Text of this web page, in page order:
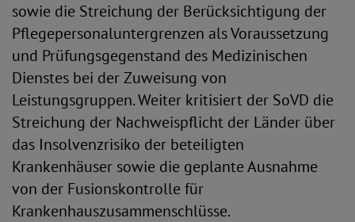
sowie die Streichung der Berücksichtigung der
Pflegepersonaluntergrenzen als Voraussetzung
und Prüfungsgegenstand des Medizinischen
Dienstes bei der Zuweisung von
Leistungsgruppen. Weiter kritisiert der SoVD die
Streichung der Nachweispflicht der Länder über
das Insolvenzrisiko der beteiligten
Krankenhäuser sowie die geplante Ausnahme
von der Fusionskontrolle für
Krankenhauszusammenschlüsse.